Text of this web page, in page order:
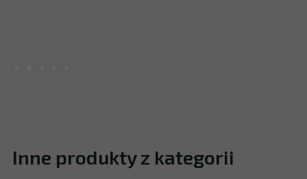
Inne produkty z kategorii